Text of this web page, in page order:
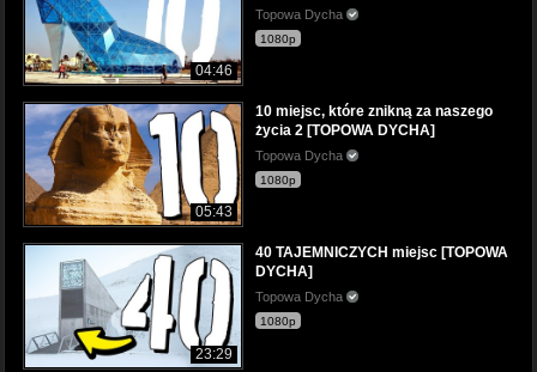
04:46
Topowa Dycha
1080p
05:43
10 miejsc, które znikną za naszego
życia 2 [TOPOWA DYCHA]
Topowa Dycha
1080p
23:29
40 TAJEMNICZYCH miejsc [TOPOWA
DYCHA]
Topowa Dycha
1080p